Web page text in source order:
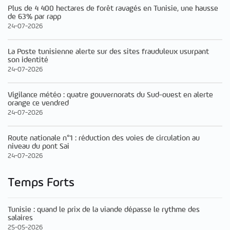
Plus de 4 400 hectares de forêt ravagés en Tunisie, une hausse
de 63% par rapp
24-07-2026
La Poste tunisienne alerte sur des sites frauduleux usurpant
son identité
24-07-2026
Vigilance météo : quatre gouvernorats du Sud-ouest en alerte
orange ce vendred
24-07-2026
Route nationale n°1 : réduction des voies de circulation au
niveau du pont Sai
24-07-2026
Temps Forts
Tunisie : quand le prix de la viande dépasse le rythme des
salaires
25-05-2026